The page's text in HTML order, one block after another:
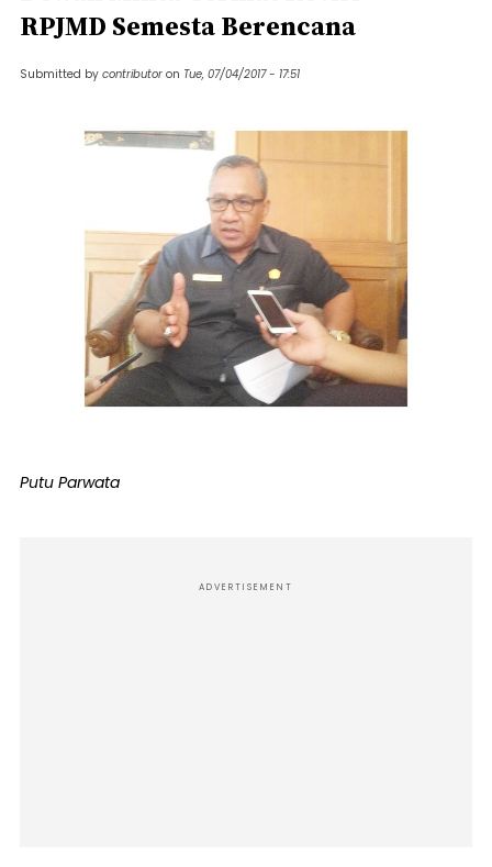
RPJMD Semesta Berencana
Submitted by contributor on Tue, 07/04/2017 - 17:51
Putu Parwata
ADVERTISEMENT